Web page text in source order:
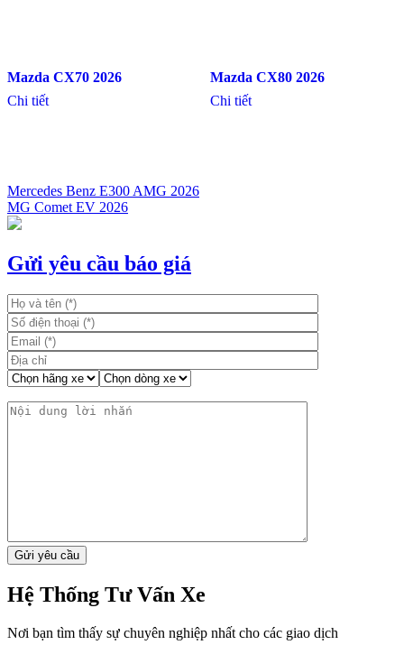
Mazda CX70 2026
Chi tiết
Mazda CX80 2026
Chi tiết
Điều
hướng
bài
Mercedes Benz E300 AMG 2026
MG Comet EV 2026
Gửi yêu cầu báo giá
Hệ Thống Tư Vấn Xe
Nơi bạn tìm thấy sự chuyên nghiệp nhất cho các giao dịch